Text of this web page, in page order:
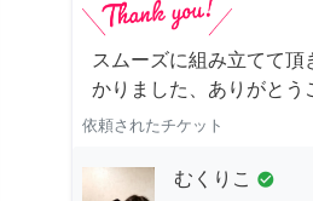
スムーズに組み立てて
かりました、ありがとう
依頼されたチケット
むくりこ check_circle